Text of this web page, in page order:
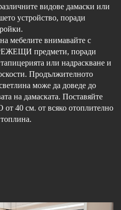
видове дамаски или
устройство, поради
внимавайте с
предмети, поради
или надраскване и
Продължителното
може да доведе до
на дамаската. Поставяйте
40 см. от всяко отоплително